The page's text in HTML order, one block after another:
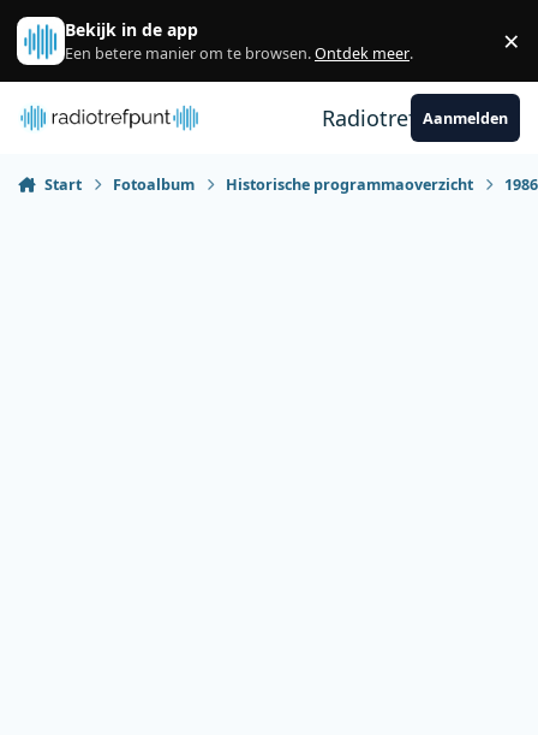
Spring naar bijdragen
Bekijk in de app
Een betere manier om te browsen.Ontdek meer. ×
RadiotrefpuntAanmelden
Start Fotoalbum Historische programmaoverzicht 1986